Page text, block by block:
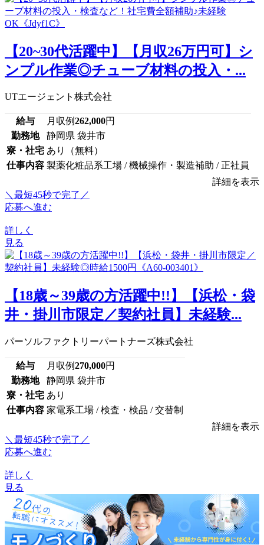
【20~30代活躍中】【月収26万円可】シ
ンプル作業◎チューブ材料の投入・...
UTエージェント株式会社
給与 月収例262,000円
勤務地
静岡県 袋井市
寮・社宅 あり（無料）
仕事内容 製薬化粧品系工場 / 機械操作・製造補助 / 正社員
詳細を表示
＼最短45秒で完了／
応募へ進む
詳しく
見る
【18歳～39歳の方活躍中!!】【浜松・袋
井・掛川市限定／契約社員】未経験...
パーソルファクトリーパートナーズ株式会社
給与 月収例270,000円
勤務地
静岡県 袋井市
寮・社宅 あり
仕事内容 家電系工場 / 検査・検品 / 交替制
詳細を表示
＼最短45秒で完了／
応募へ進む
詳しく
見る